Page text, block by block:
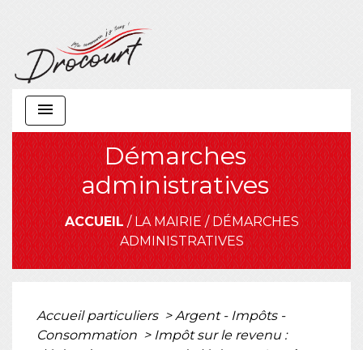
menu
Démarches
administratives
ACCUEIL/LA MAIRIE/DÉMARCHES
ADMINISTRATIVES
Accueil particuliers > Argent - Impôts -
Consommation > Impôt sur le revenu :